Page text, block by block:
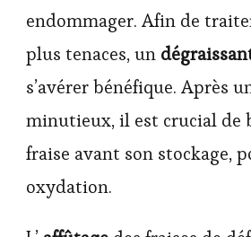
endommager. Afin de
plus tenaces, un
s’avérer bénéfique. Après
minutieux, il est crucial de
fraise avant son stockage,
oxydation.